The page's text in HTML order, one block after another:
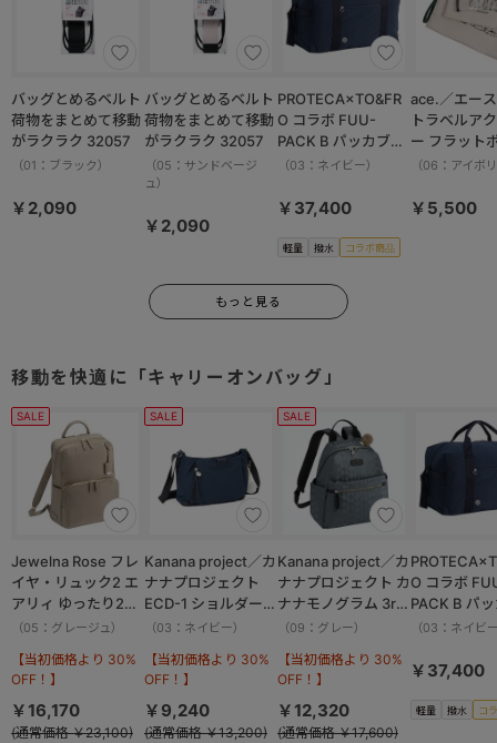
バッグとめるベルト
荷物をまとめて移動
がラクラク 32057
（01：ブラック）
￥2,090
バッグとめるベルト
荷物をまとめて移動
がラクラク 32057
（05：サンドベージ
ュ）
￥2,090
軽量 撥水 コラボ商品
PROTECA×TO&FR
O コラボ FUU-
PACK B パッカブル
ボストンバッグ 軽量
13002
（03：ネイビー）
￥37,400
ace.／エース
トラベルア
ー フラット
ット 17825
（06：アイボ
￥5,500
もっと見る
移動を快適に「キャリーオンバッグ」
SALE
Jewelna Rose フレ
イヤ・リュック2 エ
アリィ ゆったり2ル
ーム 16262
（05：グレージュ）
【当初価格より 30%
OFF！】
￥16,170
(通常価格 ￥23,100)
SALE
Kanana project／カ
ナナプロジェクト
ECD-1 ショルダーバ
ッグ 横 19083
（03：ネイビー）
【当初価格より 30%
OFF！】
￥9,240
(通常価格 ￥13,200)
SALE
Kanana project／カ
ナナプロジェクト カ
ナナモノグラム 3rd
リュックサック
（09：グレー）
【当初価格より 30%
OFF！】
￥12,320
(通常価格 ￥17,600)
軽量 撥水 コ
O コラボ
PACK B パ
ボストンバ
13002
（03：ネイビ
￥37,400